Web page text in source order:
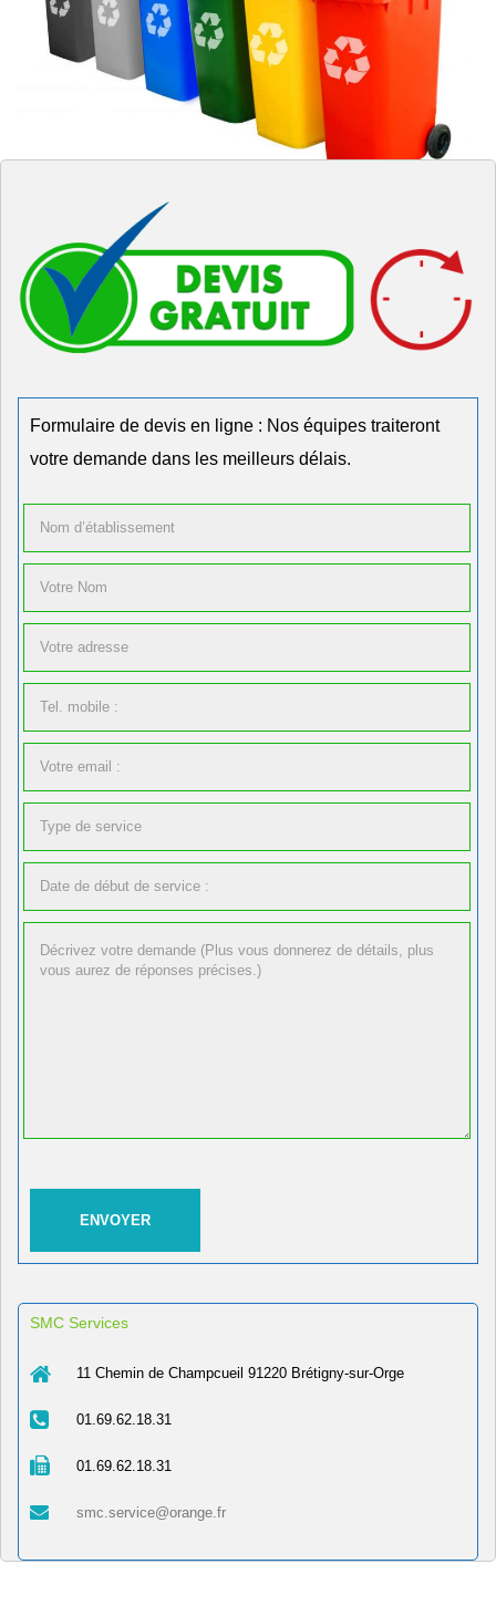
Formulaire de devis en ligne : Nos équipes traiteront
votre demande dans les meilleurs délais.
SMC Services
11 Chemin de Champcueil 91220 Brétigny-sur-Orge
01.69.62.18.31
01.69.62.18.31
smc.service@orange.fr